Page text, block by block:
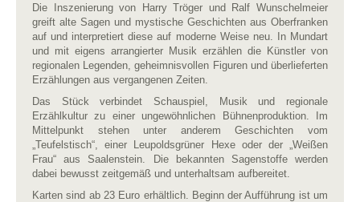
Die Inszenierung von Harry Tröger und Ralf Wunschelmeier
greift alte Sagen und mystische Geschichten aus Oberfranken
auf und interpretiert diese auf moderne Weise neu. In Mundart
und mit eigens arrangierter Musik erzählen die Künstler von
regionalen Legenden, geheimnisvollen Figuren und überlieferten
Erzählungen aus vergangenen Zeiten.
Das Stück verbindet Schauspiel, Musik und regionale
Erzählkultur zu einer ungewöhnlichen Bühnenproduktion. Im
Mittelpunkt stehen unter anderem Geschichten vom
„Teufelstisch“, einer Leupoldsgrüner Hexe oder der „Weißen
Frau“ aus Saalenstein. Die bekannten Sagenstoffe werden
dabei bewusst zeitgemäß und unterhaltsam aufbereitet.
Karten sind ab 23 Euro erhältlich. Beginn der Aufführung ist um